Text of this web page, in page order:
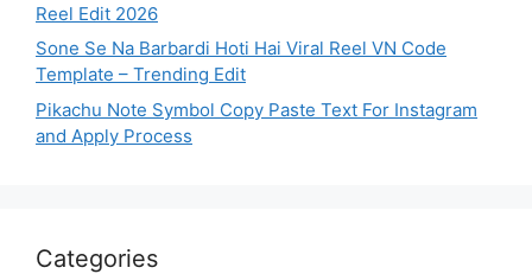
Reel Edit 2026
Sone Se Na Barbardi Hoti Hai Viral Reel VN Code
Template – Trending Edit
Pikachu Note Symbol Copy Paste Text For Instagram
and Apply Process
Categories